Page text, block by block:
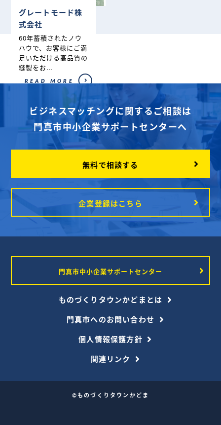
グレートモード株
式会社
60年蓄積されたノウ
ハウで、お客様にご満
足いただける高品質の
縫製をお...
READ MORE
ビジネスマッチングに関するご相談は
門真市中小企業サポートセンターへ
無料で相談する
企業登録はこちら
門真市中小企業サポートセンター
ものづくりタウンかどまとは
門真市へのお問い合わせ
個人情報保護方針
関連リンク
©ものづくりタウンかどま